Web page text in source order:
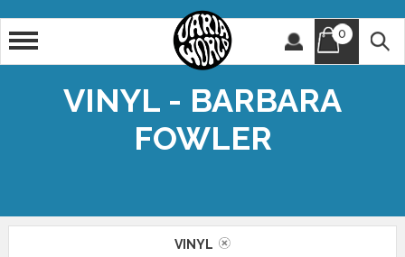
0
VINYL - BARBARA
FOWLER
VINYL